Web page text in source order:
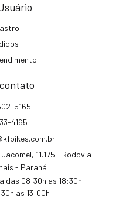
5165
4165
11.175 - Rodovia
- Paraná
das 08:30h as 18:30h
as 13:00h